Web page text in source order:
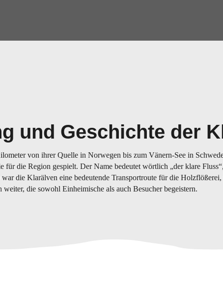
und Geschichte der
von ihrer Quelle in Norwegen bis zum Vänern-See in
für die Region gespielt. Der Name bedeutet wörtlich „der klare
die Klarälven eine bedeutende Transportroute für die
die sowohl Einheimische als auch Besucher begeistern.